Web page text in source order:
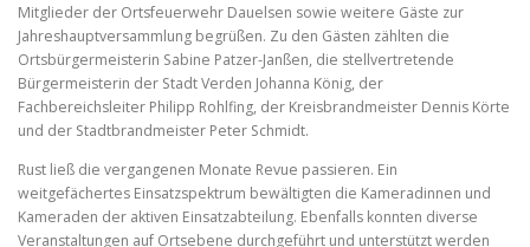
Mitglieder der Ortsfeuerwehr Dauelsen sowie weitere Gäste zur
Jahreshauptversammlung begrüßen. Zu den Gästen zählten die
Ortsbürgermeisterin Sabine Patzer-Janßen, die stellvertretende
Bürgermeisterin der Stadt Verden Johanna König, der
Fachbereichsleiter Philipp Rohlfing, der Kreisbrandmeister Dennis Körte
und der Stadtbrandmeister Peter Schmidt.
Rust ließ die vergangenen Monate Revue passieren. Ein
weitgefächertes Einsatzspektrum bewältigten die Kameradinnen und
Kameraden der aktiven Einsatzabteilung. Ebenfalls konnten diverse
Veranstaltungen auf Ortsebene durchgeführt und unterstützt werden